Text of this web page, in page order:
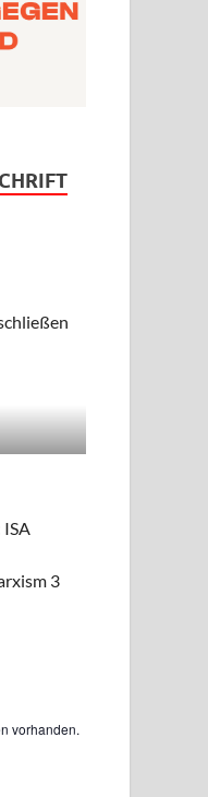
ISA
3
vorhanden.